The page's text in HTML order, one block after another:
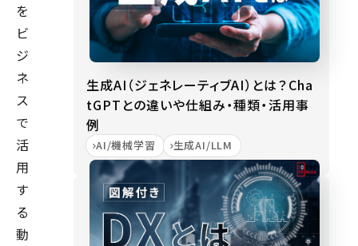
を
ビ
ジ
ネ
ス
で
活
用
す
る
動
生成AI（ジェネレーティブAI）とは？Cha
tGPTとの違いや仕組み・種類・活用事
例
AI/機械学習 生成AI/LLM